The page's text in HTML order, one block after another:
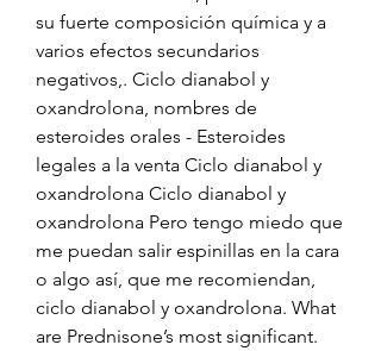
su fuerte composición química y a
varios efectos secundarios
negativos,. Ciclo dianabol y
oxandrolona, nombres de
esteroides orales - Esteroides
legales a la venta Ciclo dianabol y
oxandrolona Ciclo dianabol y
oxandrolona Pero tengo miedo que
me puedan salir espinillas en la cara
o algo así, que me recomiendan,
ciclo dianabol y oxandrolona. What
are Prednisone’s most significant.